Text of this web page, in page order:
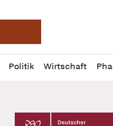
Deutsche
Politik Wirtschaft
Profil
öffnen
Daz
Pur
Deutscher Apotheker